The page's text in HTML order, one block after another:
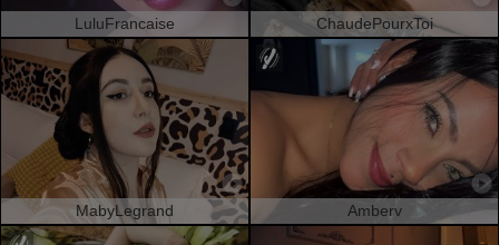
LuluFrancaise ChaudePourxToi
MabyLegrand Amberv